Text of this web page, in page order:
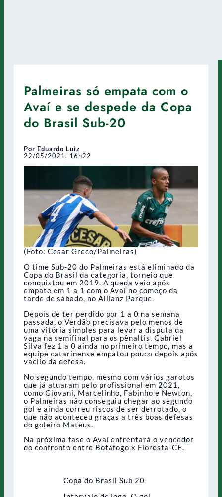
Palmeiras só empata com o
Avaí e se despede da Copa
do Brasil Sub-20
Por Eduardo Luiz
22/05/2021, 16h22
(Foto: Cesar Greco/Palmeiras)
O time Sub-20 do Palmeiras está eliminado da
Copa do Brasil da categoria, torneio que
conquistou em 2019. A queda veio após
empate em 1 a 1 com o Avaí no começo da
tarde de sábado, no Allianz Parque.
Depois de ter perdido por 1 a 0 na semana
passada, o Verdão precisava pelo menos de
uma vitória simples para levar a disputa da
vaga na semifinal para os pênaltis. Gabriel
Silva fez 1 a 0 ainda no primeiro tempo, mas a
equipe catarinense empatou pouco depois após
vacilo da defesa.
No segundo tempo, mesmo com vários garotos
que já atuaram pelo profissional em 2021,
como Giovani, Marcelinho, Fabinho e Newton,
o Palmeiras não conseguiu chegar ao segundo
gol e ainda correu riscos de ser derrotado, o
que não aconteceu graças a três boas defesas
do goleiro Mateus.
Na próxima fase o Avaí enfrentará o vencedor
do confronto entre Botafogo x Floresta-CE.
Copa do Brasil Sub 20